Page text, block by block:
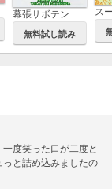
幕張サボテンキャンパス
無料試し読み
度笑った口が二度と
と詰め込みましたの